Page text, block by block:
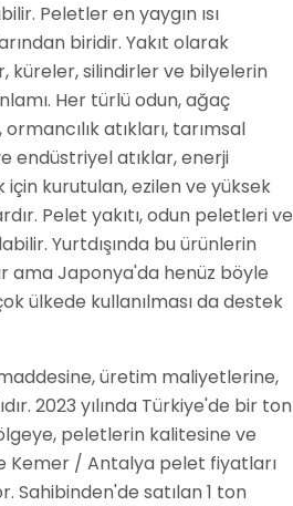
Peletler en yaygın ısı
biridir. Yakıt olarak
küreler, silindirler ve bilyelerin
Her türlü odun, ağaç
ormancılık atıkları, tarımsal
endüstriyel atıklar, enerji
kurutulan, ezilen ve yüksek
Pelet yakıtı, odun peletleri ve
Yurtdışında bu ürünlerin
ama Japonya'da henüz böyle
ülkede kullanılması da destek
üretim maliyetlerine,
2023 yılında Türkiye'de bir ton
peletlerin kalitesine ve
Kemer / Antalya pelet fiyatları
Sahibinden'de satılan 1 ton